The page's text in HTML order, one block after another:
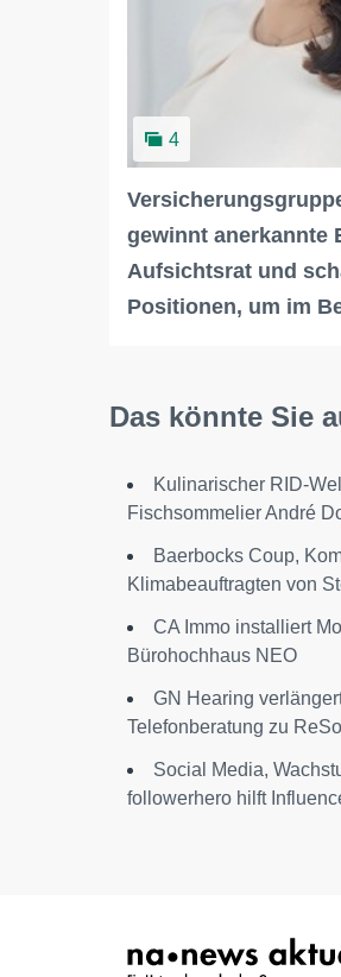
4
gewinnt anerkannte
Aufsichtsrat und
Positionen, um im
Das könnte Sie
Kulinarischer RID-
Fischsommelier André
Baerbocks Coup,
Klimabeauftragten von
CA Immo installiert
Bürohochhaus NEO
GN Hearing
Telefonberatung zu
Social Media,
followerhero hilft